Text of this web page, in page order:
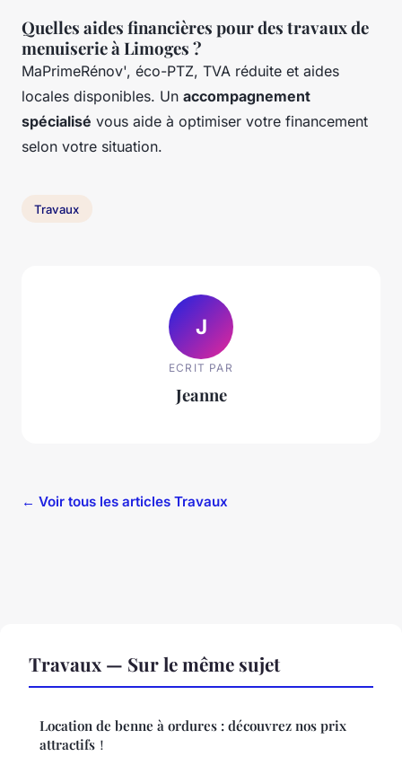
Quelles aides financières pour des travaux de
menuiserie à Limoges ?
MaPrimeRénov', éco-PTZ, TVA réduite et aides
locales disponibles. Un accompagnement
spécialisé vous aide à optimiser votre financement
selon votre situation.
Travaux
J
ECRIT PAR
Jeanne
← Voir tous les articles Travaux
Travaux — Sur le même sujet
Location de benne à ordures : découvrez nos prix
attractifs！